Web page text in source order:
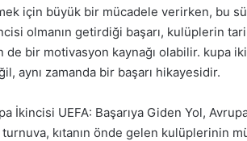
için büyük bir mücadele verirken, bu
olmanın getirdiği başarı, kulüplerin
de bir motivasyon kaynağı olabilir. kupa
aynı zamanda bir başarı hikayesidir.
İkincisi UEFA: Başarıya Giden Yol,
turnuva, kıtanın önde gelen kulüplerinin